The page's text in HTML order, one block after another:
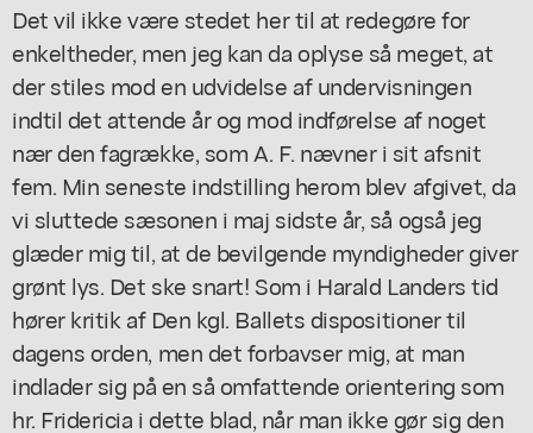
Det vil ikke være stedet her til at redegøre for
enkeltheder, men jeg kan da oplyse så meget, at
der stiles mod en udvidelse af undervisningen
indtil det attende år og mod indførelse af noget
nær den fagrække, som A. F. nævner i sit afsnit
fem. Min seneste indstilling herom blev afgivet, da
vi sluttede sæsonen i maj sidste år, så også jeg
glæder mig til, at de bevilgende myndigheder giver
grønt lys. Det ske snart! Som i Harald Landers tid
hører kritik af Den kgl. Ballets dispositioner til
dagens orden, men det forbavser mig, at man
indlader sig på en så omfattende orientering som
hr. Fridericia i dette blad, når man ikke gør sig den